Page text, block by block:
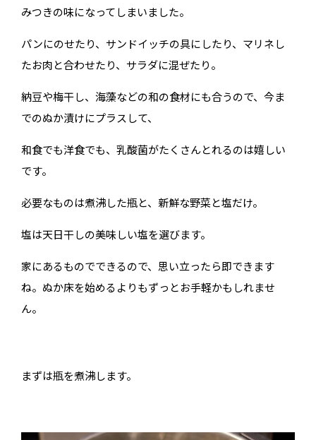
みつきの味になってしまいました。
パンにのせたり、サンドイッチの具にしたり、マリネし
たお肉と合わせたり、サラダに混ぜたり。
納豆や梅干し、海藻などの和の食材にも合うので、今ま
でのぬか漬けにプラスして、
和食でも洋食でも、乳酸菌がたくさんとれるのは嬉しい
です。
必要なものは煮沸した瓶と、新鮮な野菜と塩だけ。
塩は天日干しの美味しい塩を選びます。
家にあるものでできるので、思い立ったら即できます
ね。ぬか床を始めるよりもずっとお手軽かもしれませ
ん。
まずは瓶を煮沸します。